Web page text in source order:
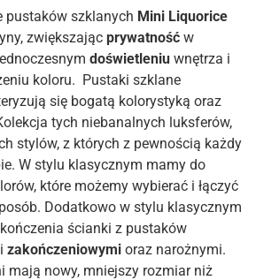
pustaków szklanych Mini Liquorice
zwiększając prywatność w
doświetleniu wnętrza i
koloru. Pustaki szklane
się bogatą kolorystyką oraz
tych niebanalnych luksferów,
stylów, z których z pewnością każdy
W stylu klasycznym mamy do
które możemy wybierać i łączyć
Dodatkowo w stylu klasycznym
ścianki z pustaków
zakończeniowymi oraz narożnymi.
mają nowy, mniejszy rozmiar niż